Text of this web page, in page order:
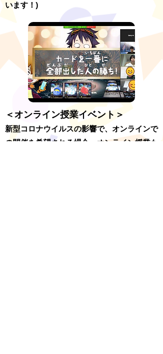
います！)
＜オンライン授業イベント＞
新型コロナウイルスの影響で、オンラインで
の開催を希望される場合、オンライン授業も